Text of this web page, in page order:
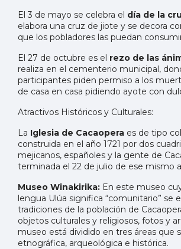
El 3 de mayo se celebra el día de la
elabora una cruz de jiote y se decora
que los pobladores las puedan
El 27 de octubre es el rezo de las
realiza en el cementerio municipal,
participantes piden permiso a los
de casa en casa pidiendo ayote con
Atractivos Históricos y Culturales:
La Iglesia de Cacaopera es de tipo
construida en el año 1721 por dos
mejicanos, españoles y la gente de
terminada el 22 de julio de ese mismo
Museo Winakirika: En este museo
lengua Ulúa significa “comunitario” se
tradiciones de la población de
objetos culturales y religiosos, fotos y
museo está dividido en tres áreas que
etnográfica, arqueológica e histórica.